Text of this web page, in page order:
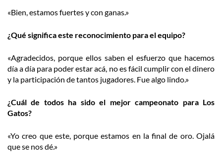
«Bien, estamos fuertes y con ganas.»
¿Qué significa este reconocimiento para el equipo?
«Agradecidos, porque ellos saben el esfuerzo que hacemos
día a día para poder estar acá, no es fácil cumplir con el dinero
y la participación de tantos jugadores. Fue algo lindo.»
¿Cuál de todos ha sido el mejor campeonato para Los
Gatos?
«Yo creo que este, porque estamos en la final de oro. Ojalá
que se nos dé.»